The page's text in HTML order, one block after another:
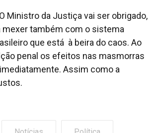
Ministro da Justiça vai ser obrigado,
mexer também com o sistema
que está à beira do caos. Ao
penal os efeitos nas masmorras
Assim como a